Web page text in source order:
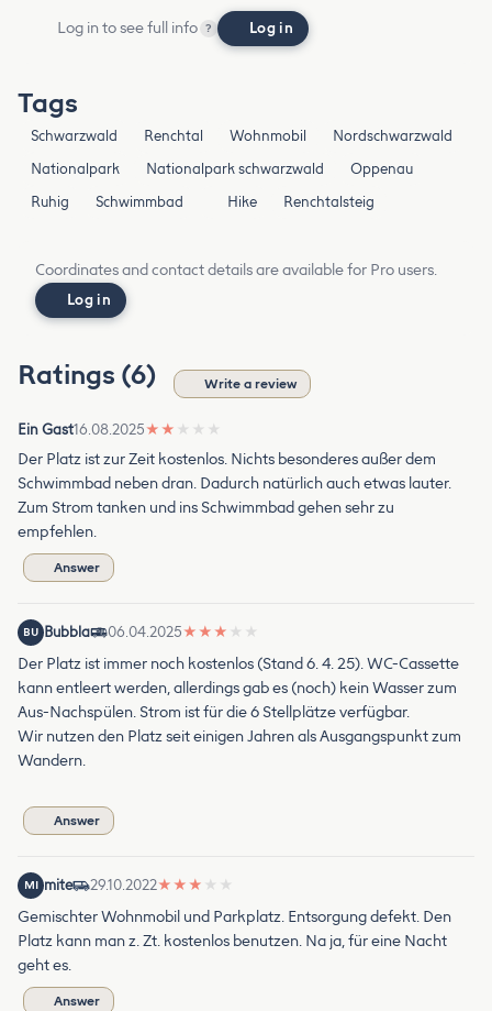
Log in to see full info ? Log in
Tags
Schwarzwald Renchtal Wohnmobil
Nordschwarzwald
Nationalpark
Nationalpark schwarzwald
Oppenau
Ruhig
Schwimmbad Hike Renchtalsteig
Coordinates and contact details are available for Pro users.
Log in
Ratings (6) Write a review
Ein Gast16.08.2025★ ★ ★ ★ ★
Der Platz ist zur Zeit kostenlos. Nichts besonderes außer dem
Schwimmbad neben dran. Dadurch natürlich auch etwas lauter.
Zum Strom tanken und ins Schwimmbad gehen sehr zu
empfehlen.
Answer
BU Bubbla 06.04.2025★ ★ ★ ★ ★
Der Platz ist immer noch kostenlos (Stand 6. 4. 25). WC-Cassette
kann entleert werden, allerdings gab es (noch) kein Wasser zum
Aus-Nachspülen. Strom ist für die 6 Stellplätze verfügbar.
Wir nutzen den Platz seit einigen Jahren als Ausgangspunkt zum
Wandern.
Answer
MI mite 29.10.2022★ ★ ★ ★ ★
Gemischter Wohnmobil und Parkplatz. Entsorgung defekt. Den
Platz kann man z. Zt. kostenlos benutzen. Na ja, für eine Nacht
geht es.
Answer